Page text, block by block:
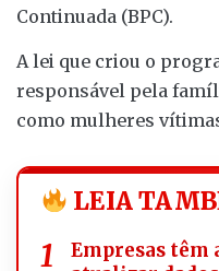
Continuada (BPC).
A lei que criou o
responsável pela
como mulheres
LEIA
Empresas têm